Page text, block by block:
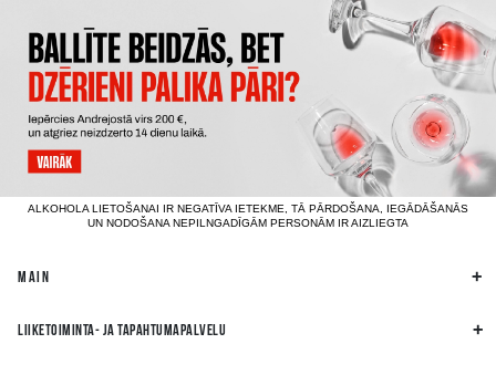
ALKOHOLA LIETOŠANAI IR NEGATĪVA IETEKME, TĀ PĀRDOŠANA, IEGĀDĀŠANĀS
UN NODOŠANA NEPILNGADĪGĀM PERSONĀM IR AIZLIEGTA
MAIN
LIIKETOIMINTA- JA TAPAHTUMAPALVELU